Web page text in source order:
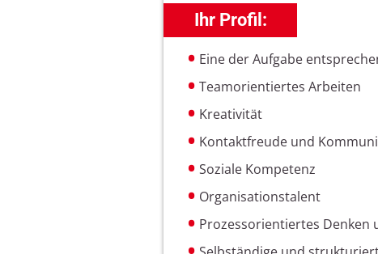
Ihr Profil:
Eine der Aufgabe
Teamorientiertes Arbeiten
Kreativität
Kontaktfreude und
Soziale Kompetenz
Organisationstalent
Prozessorientiertes Denken